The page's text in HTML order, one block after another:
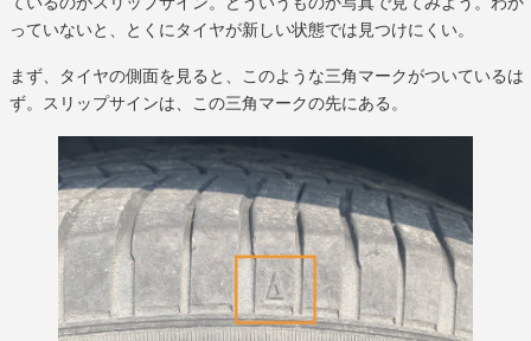
っていないと、とくにタイヤが新しい状態では見つけにくい。
まず、タイヤの側面を見ると、このような三角マークがついているは
ず。スリップサインは、この三角マークの先にある。